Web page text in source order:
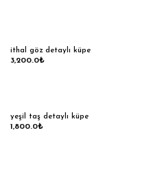
ithal göz detaylı küpe
3,200.0₺
yeşil taş detaylı küpe
1,800.0₺